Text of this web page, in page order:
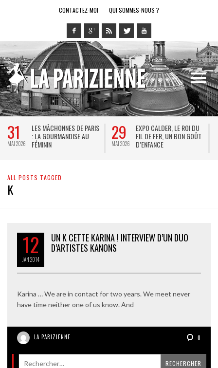
CONTACTEZ-MOI QUI SOMMES-NOUS ?
31
MAI 2026
LES MÂCHONNES DE PARIS
: LA GOURMANDISE AU
FÉMININ
29
MAI 2026
EXPO CALDER, LE ROI DU
FIL DE FER, UN BON GOÛT
D’ENFANCE
ALL POSTS TAGGED
K
12
JAN2014
UN K CETTE KARINA ! INTERVIEW D’UN DUO
D’ARTISTES KANONS
Karina … We are in contact for two years. We meet never
have time neither one of us know. And
LA PARIZIENNE 0